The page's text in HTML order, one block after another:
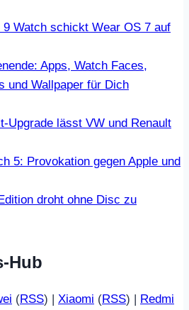
9 Watch schickt Wear OS 7 auf
Apps, Watch Faces,
und Wallpaper für Dich
Upgrade lässt VW und Renault
5: Provokation gegen Apple und
droht ohne Disc zu
Hub
(RSS) | Xiaomi (RSS) | Redmi